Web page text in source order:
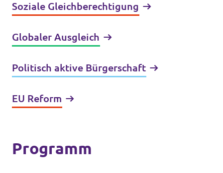
Soziale Gleichberechtigung
Globaler Ausgleich
Politisch aktive Bürgerschaft
EU Reform
Programm